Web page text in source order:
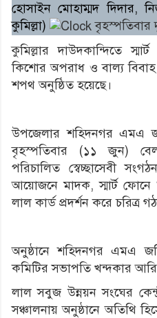
হোসাইন মোহাম্মদ দিদার,
কুমিল্লা)
কুমিল্লার দাউদকান্দিতে
কিশোর অপরাধ ও বাল্য
শপথ অনুষ্ঠিত হয়েছে।
উপজেলার শহিদনগর এমএ
বৃহস্পতিবার (১১ জুন)
পরিচালিত স্বেচ্ছাসেবী
আয়োজনে মাদক, স্মার্ট
লাল কার্ড প্রদর্শন করে চরিত্র
অনুষ্ঠানে শহিদনগর এমএ
কমিটির সভাপতি খন্দকার
লাল সবুজ উন্নয়ন সংঘের
সঞ্চালনায় অনুষ্ঠানে অতিথি